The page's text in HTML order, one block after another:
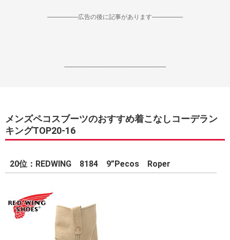
--------------------広告の後に記事があります--------------------
------------------------------------------------------------------
メンズペコスブーツのおすすめ着こなしコーデラン
キングTOP20-16
20位：REDWING 8184 9”Pecos Roper